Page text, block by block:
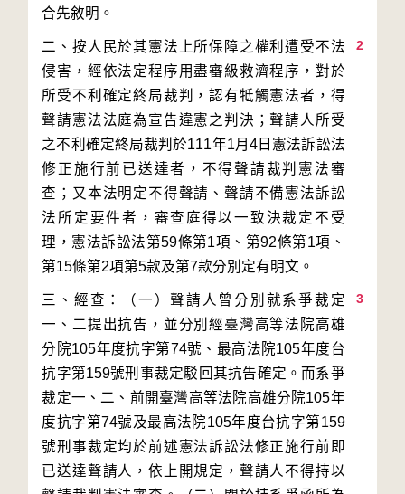
2
二、按人民於其憲法上所保障之權利遭受不法
侵害，經依法定程序用盡審級救濟程序，對於
所受不利確定終局裁判，認有牴觸憲法者，得
聲請憲法法庭為宣告違憲之判決；聲請人所受
之不利確定終局裁判於111年1月4日憲法訴訟法
修正施行前已送達者，不得聲請裁判憲法審
查；又本法明定不得聲請、聲請不備憲法訴訟
法所定要件者，審查庭得以一致決裁定不受
理，憲法訴訟法第59條第1項、第92條第1項、
3
三、經查：（一）聲請人曾分別就系爭裁定
一、二提出抗告，並分別經臺灣高等法院高雄
分院105年度抗字第74號、最高法院105年度台
抗字第159號刑事裁定駁回其抗告確定。而系爭
裁定一、二、前開臺灣高等法院高雄分院105年
度抗字第74號及最高法院105年度台抗字第159
號刑事裁定均於前述憲法訴訟法修正施行前即
已送達聲請人，依上開規定，聲請人不得持以